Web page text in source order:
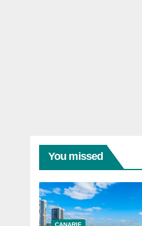
You missed
CANARIE